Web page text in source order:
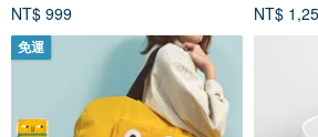
NT$ 999
NT$
免運